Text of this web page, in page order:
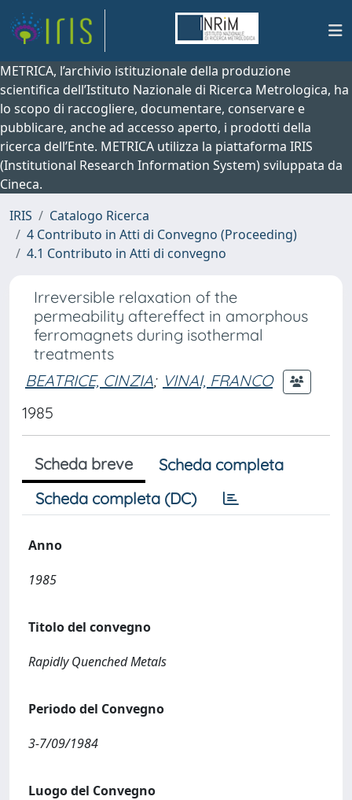
METRICA, l’archivio istituzionale della produzione
scientifica dell’Istituto Nazionale di Ricerca Metrologica, ha
lo scopo di raccogliere, documentare, conservare e
pubblicare, anche ad accesso aperto, i prodotti della
ricerca dell’Ente. METRICA utilizza la piattaforma IRIS
(Institutional Research Information System) sviluppata da
Cineca.
IRIS
Catalogo Ricerca
4 Contributo in Atti di Convegno (Proceeding)
4.1 Contributo in Atti di convegno
Irreversible relaxation of the
permeability aftereffect in amorphous
ferromagnets during isothermal
treatments
BEATRICE, CINZIA; VINAI, FRANCO
1985
Scheda breve
Scheda completa
Scheda completa (DC)
Anno
1985
Titolo del convegno
Rapidly Quenched Metals
Periodo del Convegno
3-7/09/1984
Luogo del Convegno